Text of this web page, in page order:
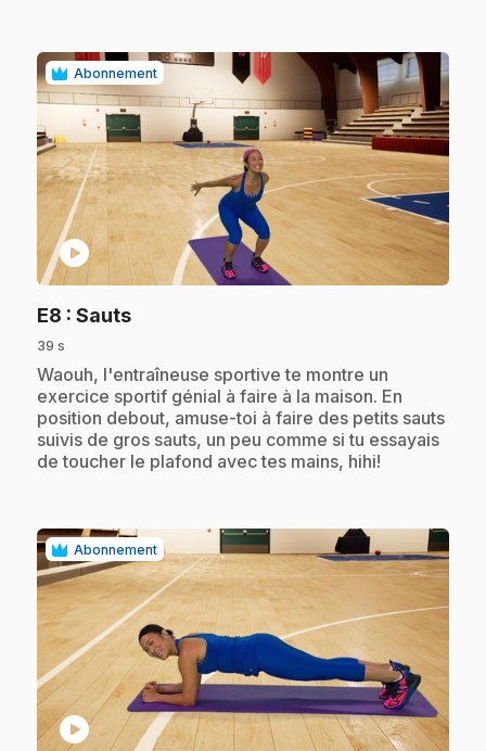
Abonnement
play_circle
E8 : Sauts.
39 s
.Waouh, l'entraîneuse sportive te montre un
exercice sportif génial à faire à la maison. En
position debout, amuse-toi à faire des petits sauts
suivis de gros sauts, un peu comme si tu essayais
de toucher le plafond avec tes mains, hihi!
Abonnement
play_circle